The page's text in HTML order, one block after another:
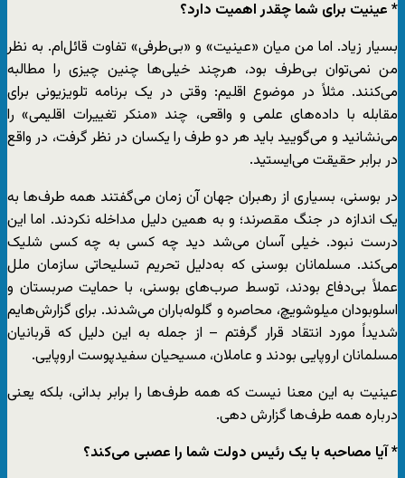
* عینیت برای شما چقدر اهمیت دارد؟
بسیار زیاد. اما من میان «عینیت» و «بی‌طرفی» تفاوت قائل‌ام. به نظر
من نمی‌توان بی‌طرف بود، هرچند خیلی‌ها چنین چیزی را مطالبه
می‌کنند. مثلاً در موضوع اقلیم: وقتی در یک برنامه تلویزیونی برای
مقابله با داده‌های علمی و واقعی، چند «منکر تغییرات اقلیمی» را
می‌نشانید و می‌گویید باید هر دو طرف را یکسان در نظر گرفت، در واقع
در برابر حقیقت می‌ایستید.
در بوسنی، بسیاری از رهبران جهان آن زمان می‌گفتند همه طرف‌ها به
یک اندازه در جنگ مقصرند؛ و به همین دلیل مداخله نکردند. اما این
درست نبود. خیلی آسان می‌شد دید چه کسی به چه کسی شلیک
می‌کند. مسلمانان بوسنی که به‌دلیل تحریم تسلیحاتی سازمان ملل
عملاً بی‌دفاع بودند، توسط صرب‌های بوسنی، با حمایت صربستان و
اسلوبودان میلوشویچ، محاصره و گلوله‌باران می‌شدند. برای گزارش‌هایم
شدیداً مورد انتقاد قرار گرفتم – از جمله به این دلیل که قربانیان
مسلمانان اروپایی بودند و عاملان، مسیحیان سفیدپوست اروپایی.
عینیت به این معنا نیست که همه طرف‌ها را برابر بدانی، بلکه یعنی
درباره همه طرف‌ها گزارش دهی.
* آیا مصاحبه با یک رئیس دولت شما را عصبی می‌کند؟